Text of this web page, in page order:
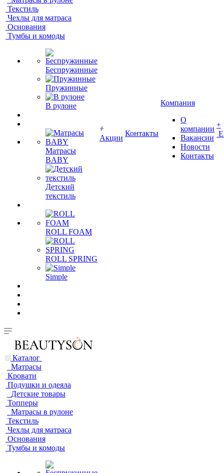
Текстиль
Чехлы для матраса
Основания
Тумбы и комоды
Беспружинные
Пружинные
В рулоне
Матрасы
BABY
Детский
текстиль
ROLL FOAM
ROLL SPRING
Simple
Акции
Контакты
Компания
О
компании
Вакансии
Новости
Контакты
+
Каталог
Матрасы
Кровати
Подушки и одеяла
Детские товары
Топперы
Матрасы в рулоне
Текстиль
Чехлы для матраса
Основания
Тумбы и комоды